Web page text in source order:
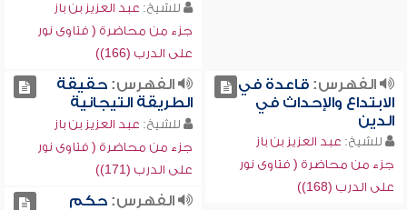
للشيخ: عبد العزيز بن باز
جزء من محاضرة ( فتاوى نور
على الدرب (166))
الفهرس:قاعدة في
الابتداع والإحداث في
الدين
للشيخ: عبد العزيز بن باز
جزء من محاضرة ( فتاوى نور
على الدرب (168))
الفهرس:حقيقة
الطريقة التيجانية
للشيخ: عبد العزيز بن باز
جزء من محاضرة ( فتاوى نور
على الدرب (171))
الفهرس:حكم